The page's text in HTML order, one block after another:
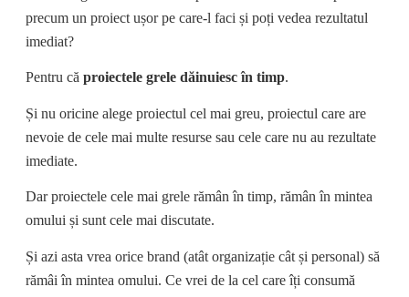
precum un proiect ușor pe care-l faci și poți vedea rezultatul
imediat?
Pentru că proiectele grele dăinuiesc în timp.
Și nu oricine alege proiectul cel mai greu, proiectul care are
nevoie de cele mai multe resurse sau cele care nu au rezultate
imediate.
Dar proiectele cele mai grele rămân în timp, rămân în mintea
omului și sunt cele mai discutate.
Și azi asta vrea orice brand (atât organizație cât și personal) să
rămâi în mintea omului. Ce vrei de la cel care îți consumă